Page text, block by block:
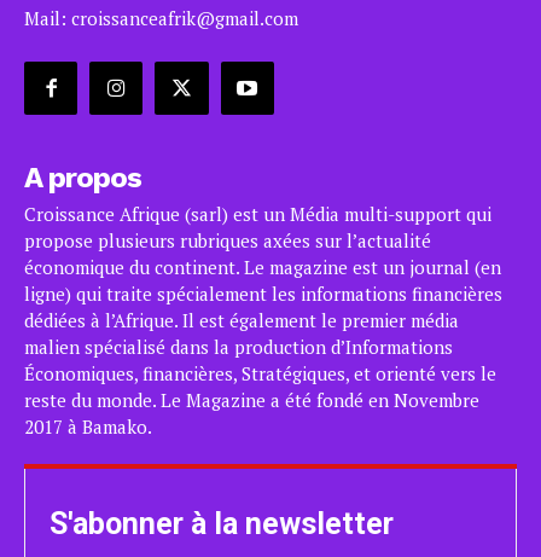
Mail: croissanceafrik@gmail.com
A propos
Croissance Afrique (sarl) est un Média multi-support qui
propose plusieurs rubriques axées sur l’actualité
économique du continent. Le magazine est un journal (en
ligne) qui traite spécialement les informations financières
dédiées à l’Afrique. Il est également le premier média
malien spécialisé dans la production d’Informations
Économiques, financières, Stratégiques, et orienté vers le
reste du monde. Le Magazine a été fondé en Novembre
2017 à Bamako.
S'abonner à la newsletter